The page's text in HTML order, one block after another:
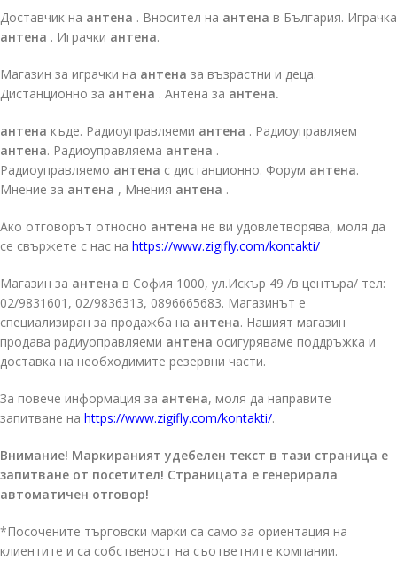
Доставчик на антена . Вносител на антена в България. Играчка
антена . Играчки антена.
Магазин за играчки на антена за възрастни и деца.
Дистанционно за антена . Антена за антена.
антена къде. Радиоуправляеми антена . Радиоуправляем
антена. Радиоуправляема антена .
Радиоуправляемо антена с дистанционно. Форум антена.
Мнение за антена , Мнения антена .
Ако отговорът относно антена не ви удовлетворява, моля да
се свържете с нас на https://www.zigifly.com/kontakti/
Магазин за антена в София 1000, ул.Искър 49 /в центъра/ тел:
02/9831601, 02/9836313, 0896665683. Магазинът е
специализиран за продажба на антена. Нашият магазин
продава радиуоправляеми антена осигуряваме поддръжка и
доставка на необходимите резервни части.
За повече информация за антена, моля да направите
запитване на https://www.zigifly.com/kontakti/.
Внимание! Маркираният удебелен текст в тази страница е
запитване от посетител! Страницата е генерирала
автоматичен отговор!
*Посочените търговски марки са само за ориентация на
клиентите и са собственост на съответните компании.